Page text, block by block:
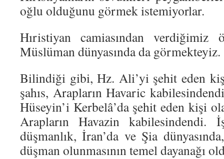
oğlu olduğunu görmek istemiyorlar.
Hıristiyan camiasından
Müslüman dünyasında da görmekteyiz.
Bilindiği gibi, Hz. Ali’yi şehit eden
şahıs, Arapların Havaric
Hüseyin’i Kerbelâ’da şehit eden kişi
Arapların Havazin
düşmanlık, İran’da ve Şia
düşman olunmasının temel dayanağı